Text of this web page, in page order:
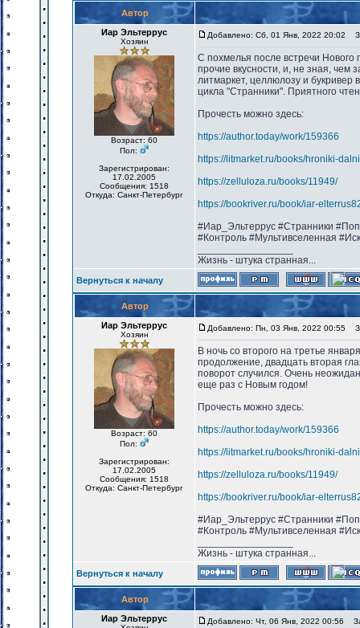
Автор
Иар Эльтеррус
Хозяин
Возраст: 60
Пол:
Зарегистрирован:
17.02.2005
Сообщения: 1518
Откуда: Санкт-Петербург
Добавлено: Сб, 01 Янв, 2022 20:02
С похмелья после встречи Нового
прочие вкусности, и, не зная, чем
литмаркет, целлюлозу и букривер
цикла "Странники". Приятного
Прочесть можно здесь:
https://author.today/work/159366
https://litmarket.ru/books/hroniki-
https://zelluloza.ru/books/11949/
https://bookriver.ru/book/iar-
#Иар_Эльтеррус #Странники
#Контроль #Мультивселенная
Жизнь - штука странная...
Вернуться к началу
Автор
Иар Эльтеррус
Хозяин
Возраст: 60
Пол:
Зарегистрирован:
17.02.2005
Сообщения: 1518
Откуда: Санкт-Петербург
Добавлено: Пн, 03 Янв, 2022 00:55
В ночь со второго на третье
продолжение, двадцать вторая
поворот случился. Очень
еще раз с Новым годом!
Прочесть можно здесь:
https://author.today/work/159366
https://litmarket.ru/books/hroniki-
https://zelluloza.ru/books/11949/
https://bookriver.ru/book/iar-
#Иар_Эльтеррус #Странники
#Контроль #Мультивселенная
Жизнь - штука странная...
Вернуться к началу
Автор
Иар Эльтеррус
Добавлено: Чт, 06 Янв, 2022 00:56